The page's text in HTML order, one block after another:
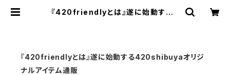
『420friendlyとは』遂に始動する4
『420friendlyとは』遂に始動する420shibuyaオリジ
ナルアイテム通販